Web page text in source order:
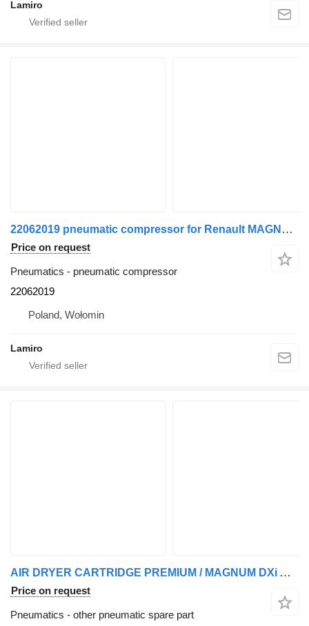
Lamiro
22062019 pneumatic compressor for Renault MAGNUM / PREMIUM / KERAX DXi truck tractor
Price on request
Pneumatics - pneumatic compressor
22062019
Poland, Wołomin
Lamiro
AIR DRYER CARTRIDGE PREMIUM / MAGNUM DXi AIR DRYER CARTRIDGE other pneumatic spare part for Renault PREMIUM / MAGNUM DXi truck tractor
Price on request
Pneumatics - other pneumatic spare part